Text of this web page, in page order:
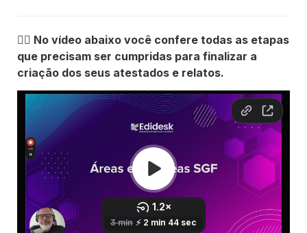
👉🏼 No vídeo abaixo você confere todas as etapas
que precisam ser cumpridas para finalizar a
criação dos seus atestados e relatos.